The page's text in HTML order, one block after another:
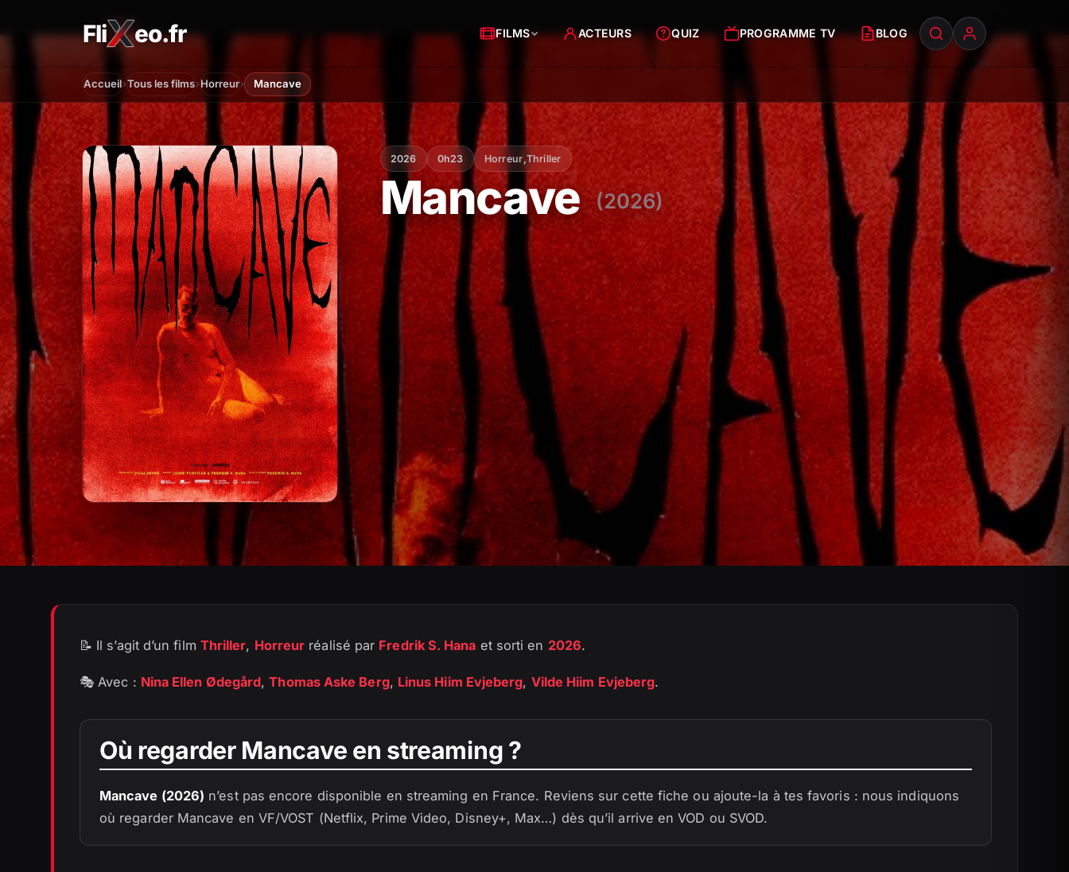
Fli eo.fr
FliXeo.fr
Accueil
FILMS ACTEURS QUIZ PROGRAMME TV BLOG
Accueil›Tous les films›Horreur› Mancave
2026 0h23 Horreur Thriller
Mancave (2026)
📝 Il s’agit d’un film Thriller, Horreur réalisé par Fredrik S. Hana et sorti en 2026.
🎭 Avec : Nina Ellen Ødegård,Thomas Aske Berg, Linus Hiim Evjeberg, Vilde Hiim Evjeberg.
Où regarder Mancave en streaming ?
Mancave (2026) n’est pas encore disponible en streaming en France. Reviens sur cette fiche ou ajoute-la à tes favoris : nous indiquons
où regarder Mancave en VF/VOST (Netflix, Prime Video, Disney+, Max…) dès qu’il arrive en VOD ou SVOD.